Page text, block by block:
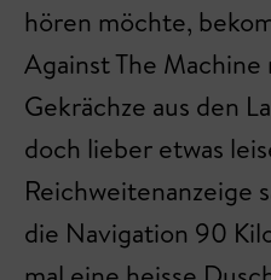
hören möchte,
Against The
Gekrächze aus den
doch lieber etwas
Reichweitenanzeige
die Navigation 90